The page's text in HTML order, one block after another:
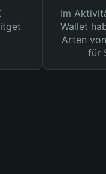
Im
Wallet
Arten
für